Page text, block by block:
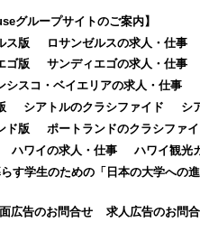
グループサイトのご案内】
ス版
ロサンゼルスの求人・仕事
ゴ版
サンディエゴの求人・仕事
シスコ・ベイエリアの求人・仕事
シアトルのクラシファイド
シ
ド版
ポートランドのクラシファ
ハワイの求人・仕事
ハワイ観光
す学生のための「日本の大学への進
広告のお問合せ 求人広告のお問